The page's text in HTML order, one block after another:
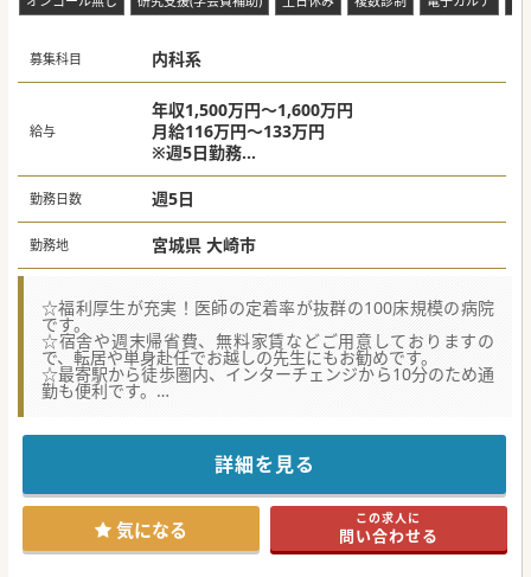
募集科目 内科系
給与
年収1,500万円～1,600万円
月給116万円～133万円
※週5日勤務
※当直週1回含む
勤務日数 週5日
勤務地 宮城県 大崎市
☆福利厚生が充実！医師の定着率が抜群の100床規模の病院
です。
☆宿舎や週末帰省費、無料家賃などご用意しておりますの
で、転居や単身赴任でお越しの先生にもお勧めです。
☆最寄駅から徒歩圏内、インターチェンジから10分のため通
勤も便利です。
一般内科から老年内科までの医師におすすめです。医師同士
相談しやすい環境で、定着率も抜群です。
100床の規模を持つ病院で、CTやMRIなどの設備も充実して
います。特にガンマーナイフでは有名です。
派閥はなく、ガンマーナイフにおいては全国から紹介されて
集まってこられる環境です。
【具体的な業務内容】
詳細を見る
気になる この求人に
問い合わせる